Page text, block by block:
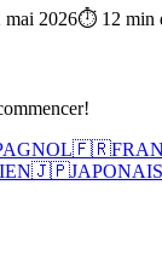
mai 2026⏱ 12 min
🇫🇷
🇯🇵JAPONAIS